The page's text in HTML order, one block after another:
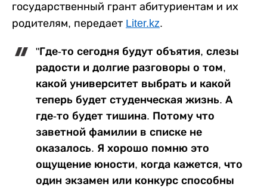
государственный грант абитуриентам и их
родителям, передает Liter.kz.
"Где-то сегодня будут объятия, слезы
радости и долгие разговоры о том,
какой университет выбрать и какой
теперь будет студенческая жизнь. А
где-то будет тишина. Потому что
заветной фамилии в списке не
оказалось. Я хорошо помню это
ощущение юности, когда кажется, что
один экзамен или конкурс способны